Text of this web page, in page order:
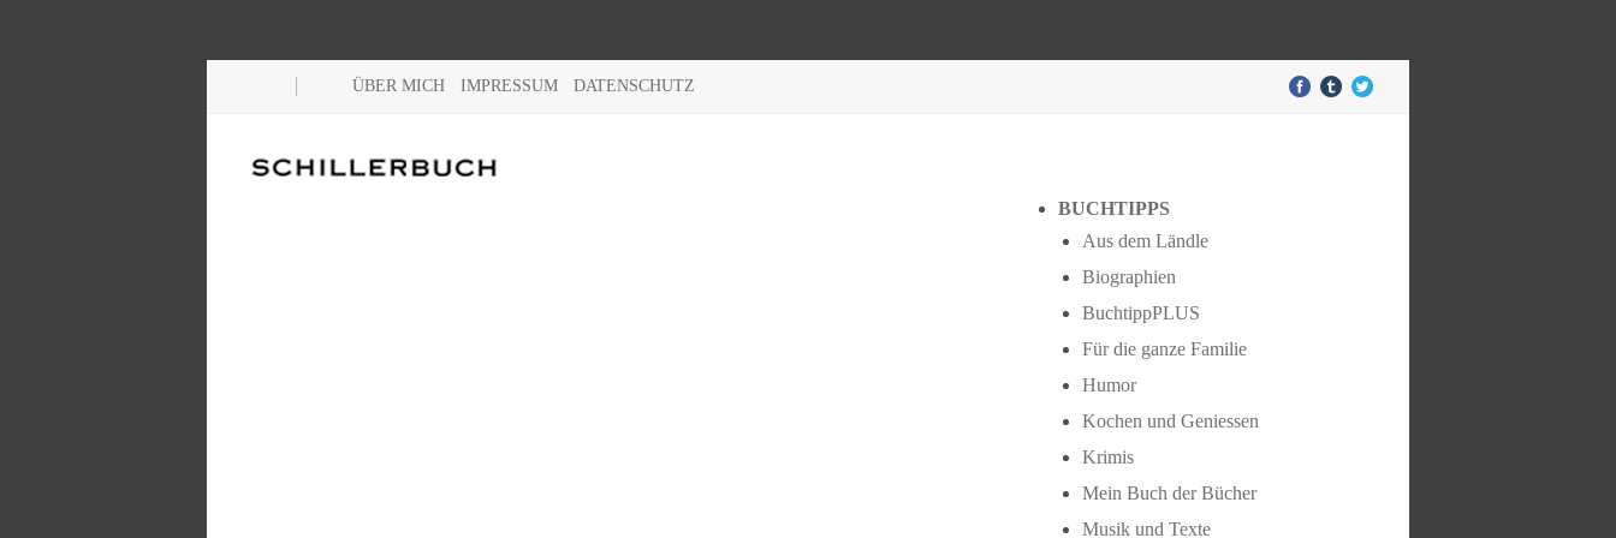
ÜBER MICH IMPRESSUM DATENSCHUTZ
BUCHTIPPS
Aus dem Ländle
Biographien
BuchtippPLUS
Für die ganze Familie
Humor
Kochen und Geniessen
Krimis
Mein Buch der Bücher
Musik und Texte